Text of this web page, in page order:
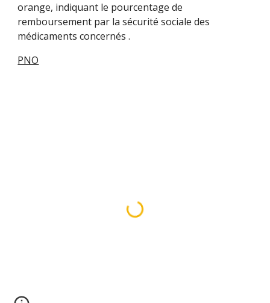
orange, indiquant le pourcentage de
remboursement par la sécurité sociale des
médicaments concernés .
PNO